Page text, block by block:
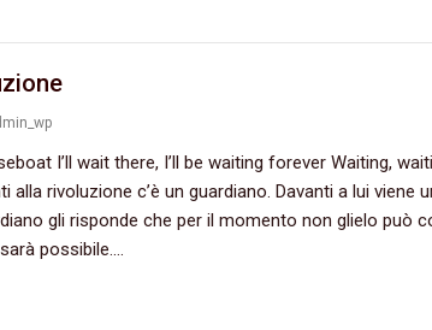
I’ll wait there, I’ll be waiting forever Waiting,
alla rivoluzione c’è un guardiano. Davanti a lui viene
gli risponde che per il momento non glielo può
possibile.…